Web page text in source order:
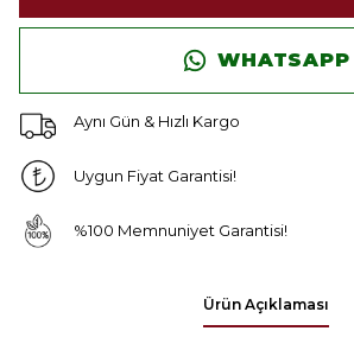
WHATSAPP
Aynı Gün & Hızlı Kargo
Uygun Fiyat Garantisi!
%100 Memnuniyet Garantisi!
Ürün Açıklaması